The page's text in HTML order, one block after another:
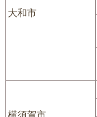
大和市